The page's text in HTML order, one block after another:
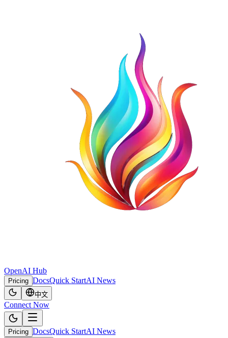
OpenAI Hub
Pricing DocsQuick StartAI News
中文
Connect Now
Pricing DocsQuick StartAI News